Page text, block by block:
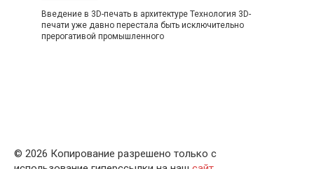
Введение в 3D-печать в архитектуре Технология 3D-
печати уже давно перестала быть исключительно
прерогативой промышленного
© 2026 Копирование разрешено только с